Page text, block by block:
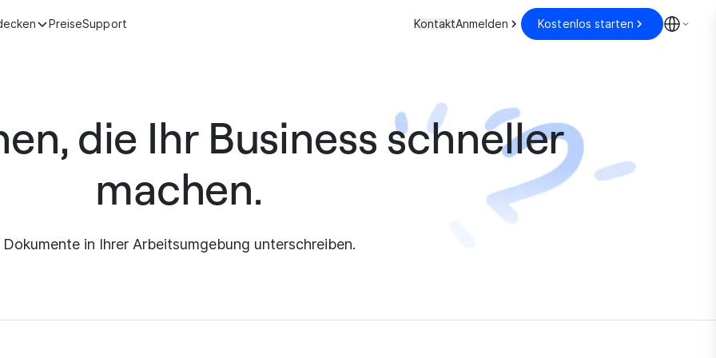
PreiseSupport KontaktAnmelden Kostenlos starten
die Ihr Business schneller
machen.
Dokumente in Ihrer Arbeitsumgebung unterschreiben.